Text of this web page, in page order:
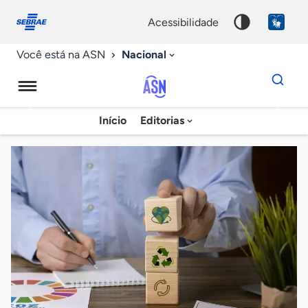
conosco
acessibilidade
Você está na ASN Nacional
Agência
Sebrae
de
Notícias
Início Editorias
Dados
para
chave